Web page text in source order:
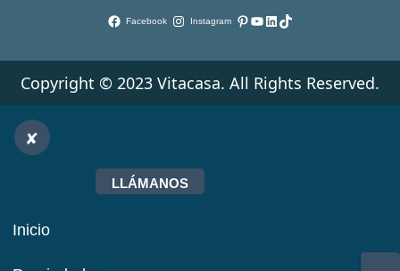
Facebook Instagram Pinterest
YouTube
LinkedIn
TikTok
Copyright © 2023 Vitacasa. All Rights Reserved.
LLÁMANOS
Inicio